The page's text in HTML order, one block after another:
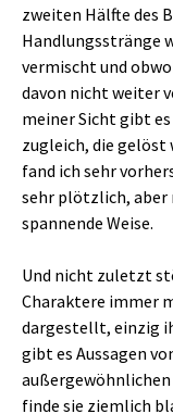
zweiten Hälfte des
Handlungsstränge
vermischt und
davon nicht weiter
meiner Sicht gibt
zugleich, die gelöst
fand ich sehr
sehr plötzlich, aber
spannende Weise.
Und nicht zuletzt
Charaktere immer
dargestellt, einzig
gibt es Aussagen
außergewöhnlichen
finde sie ziemlich